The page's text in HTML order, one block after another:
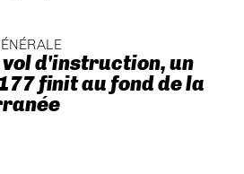
vol d'instruction, un
finit au fond de la